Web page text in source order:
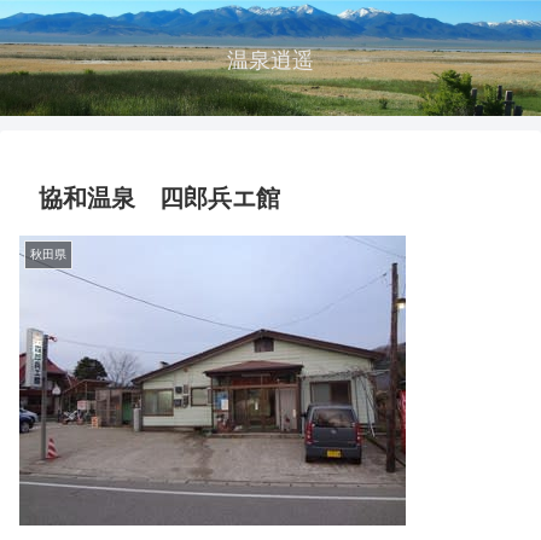
温泉逍遥
協和温泉 四郎兵エ館
秋田県